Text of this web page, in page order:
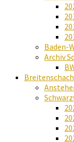
Baden-
Archiv
Breitenschach